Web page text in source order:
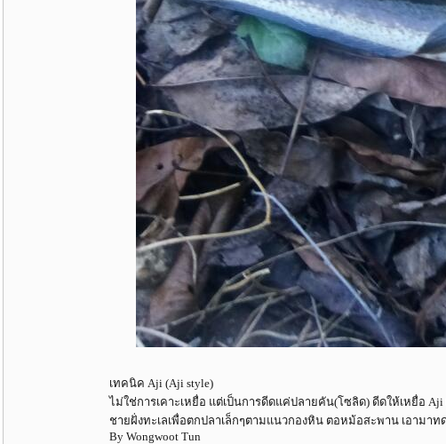
เทคนิค Aji (Aji style)
ไม่ใช่การเคาะเหยื่อ แต่เป็นการดีดแค่ปลายคัน(โซลิด) ดีดให้เหยื่อ
ชายฝั่งทะเลเพื่อตกปลาเล็กๆตามแนวกองหิน ตอหม้อสะพาน เอาม
By Wongwoot Tun